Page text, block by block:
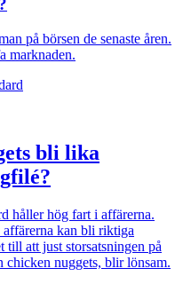
på börsen de senaste åren.
marknaden.
bli lika
håller hög fart i affärerna.
kan bli riktiga
att just storsatsningen på
chicken nuggets, blir lönsam.